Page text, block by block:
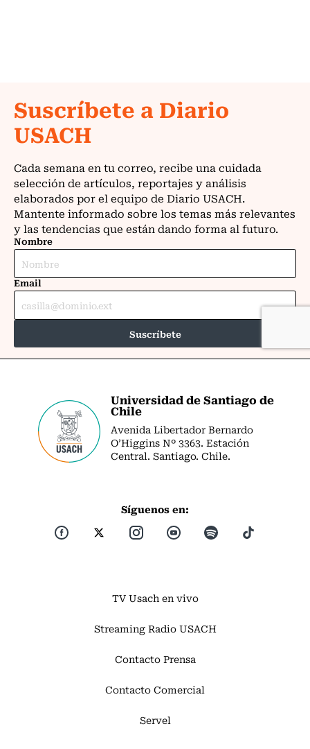
Universidad de Santiago de
Chile
Avenida Libertador Bernardo
O’Higgins Nº 3363. Estación
Central. Santiago. Chile.
Síguenos en:
TV Usach en vivo
Streaming Radio USACH
Contacto Prensa
Contacto Comercial
Servel